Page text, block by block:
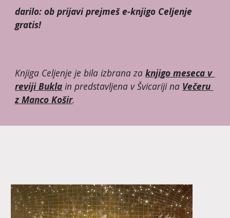
darilo: ob prijavi prejmeš
gratis!
Knjiga Celjenje je bila izbrana za knjigo meseca v
reviji Bukla in predstavljena v Švicariji na Večeru
z Manco Košir.